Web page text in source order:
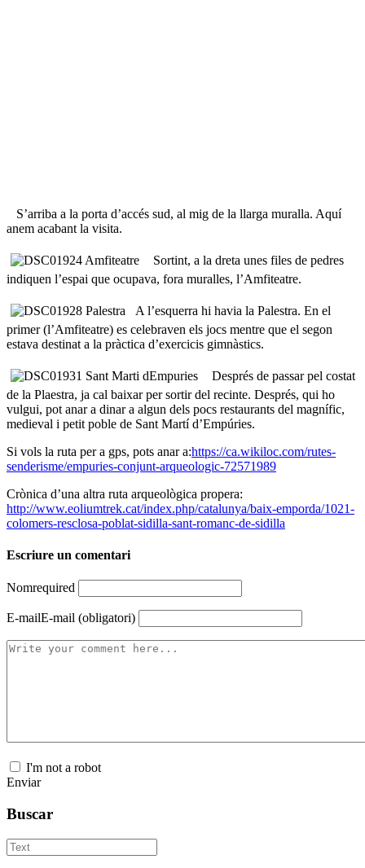
S’arriba a la porta d’accés sud, al mig de la llarga muralla. Aquí
anem acabant la visita.
Sortint, a la dreta unes files de pedres
indiquen l’espai que ocupava, fora muralles, l’Amfiteatre.
A l’esquerra hi havia la Palestra. En el
primer (l’Amfiteatre) es celebraven els jocs mentre que el segon
estava destinat a la pràctica d’exercicis gimnàstics.
Després de passar pel costat
de la Plaestra, ja cal baixar per sortir del recinte. Després, qui ho
vulgui, pot anar a dinar a algun dels pocs restaurants del magnífic,
medieval i petit poble de Sant Martí d’Empúries.
Si vols la ruta per a gps, pots anar a:https://ca.wikiloc.com/rutes-
senderisme/empuries-conjunt-arqueologic-72571989
Crònica d’una altra ruta arqueològica propera:
http://www.eoliumtrek.cat/index.php/catalunya/baix-emporda/1021-
colomers-resclosa-poblat-sidilla-sant-romanc-de-sidilla
Escriure un comentari
Nomrequired
E-mailE-mail (obligatori)
I'm not a robot
Enviar
Buscar